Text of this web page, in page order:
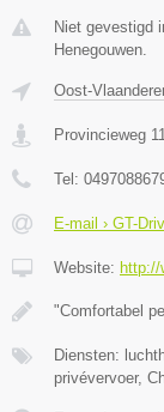
Niet gevestigd
Henegouwen.
Oost-
Provincieweg
Tel:
E-mail › GT-
Website: http://
"Comfortabel
Diensten:
privévervoer,